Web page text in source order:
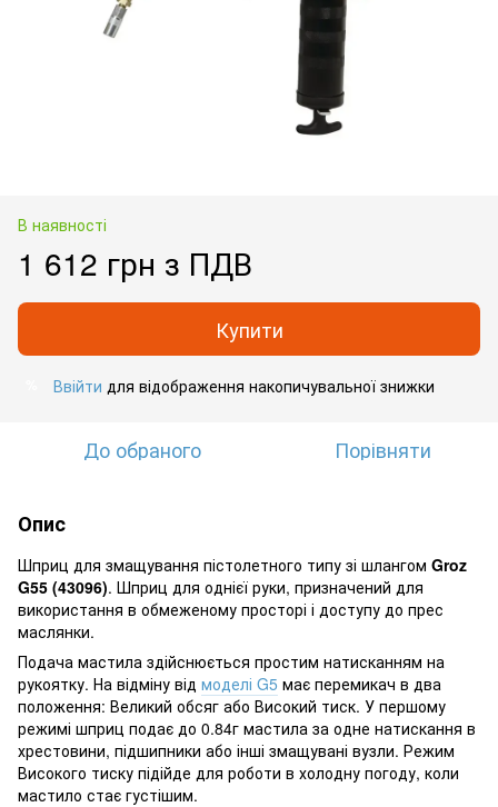
В наявності
1 612 грн з ПДВ
Купити
Ввійти для відображення накопичувальної знижки
До обраного Порівняти
Опис
Шприц для змащування пістолетного типу зі шлангом Groz
G55 (43096). Шприц для однієї руки, призначений для
використання в обмеженому просторі і доступу до прес
маслянки.
Подача мастила здійснюється простим натисканням на
рукоятку. На відміну від моделі G5 має перемикач в два
положення: Великий обсяг або Високий тиск. У першому
режимі шприц подає до 0.84г мастила за одне натискання в
хрестовини, підшипники або інші змащувані вузли. Режим
Високого тиску підійде для роботи в холодну погоду, коли
мастило стає густішим.